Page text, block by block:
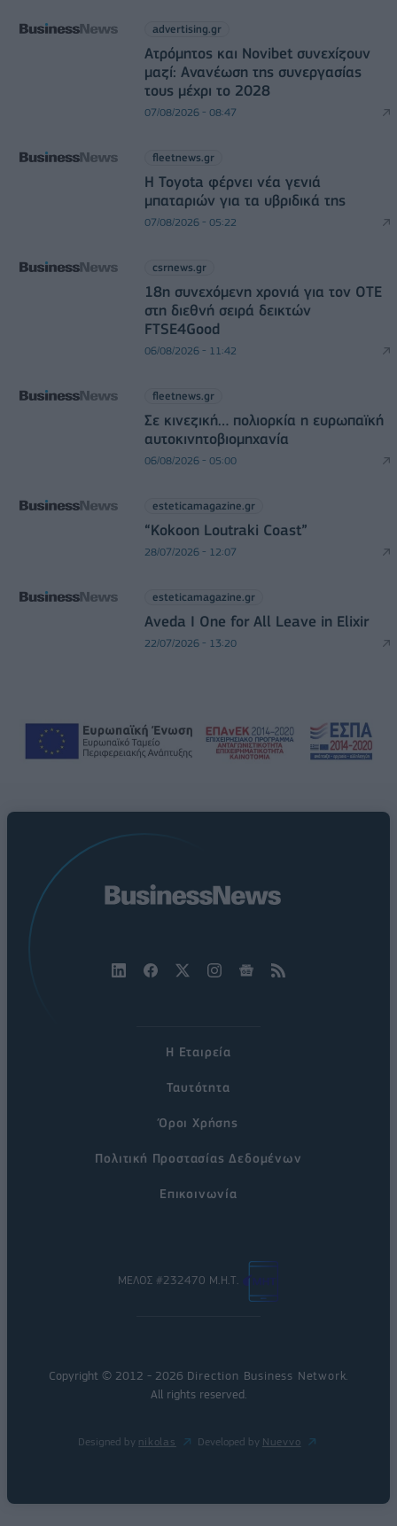
advertising.gr
Ατρόμητος και Novibet συνεχίζουν
μαζί: Ανανέωση της συνεργασίας
τους μέχρι το 2028
07/08/2026 - 08:47
fleetnews.gr
Η Toyota φέρνει νέα γενιά
μπαταριών για τα υβριδικά της
07/08/2026 - 05:22
csrnews.gr
18η συνεχόμενη χρονιά για τον ΟΤΕ
στη διεθνή σειρά δεικτών
FTSE4Good
06/08/2026 - 11:42
fleetnews.gr
Σε κινεζική… πολιορκία η ευρωπαϊκή
αυτοκινητοβιομηχανία
06/08/2026 - 05:00
esteticamagazine.gr
“Kokoon Loutraki Coast”
28/07/2026 - 12:07
esteticamagazine.gr
Aveda I One for All Leave in Elixir
22/07/2026 - 13:20
Η Εταιρεία
Ταυτότητα
Όροι Χρήσης
Πολιτική Προστασίας Δεδομένων
Επικοινωνία
ΜΕΛΟΣ #232470 Μ.Η.Τ.
Copyright © 2012 - 2026 Direction Business Network.
All rights reserved.
Designed by nikolas Developed by Nuevvo